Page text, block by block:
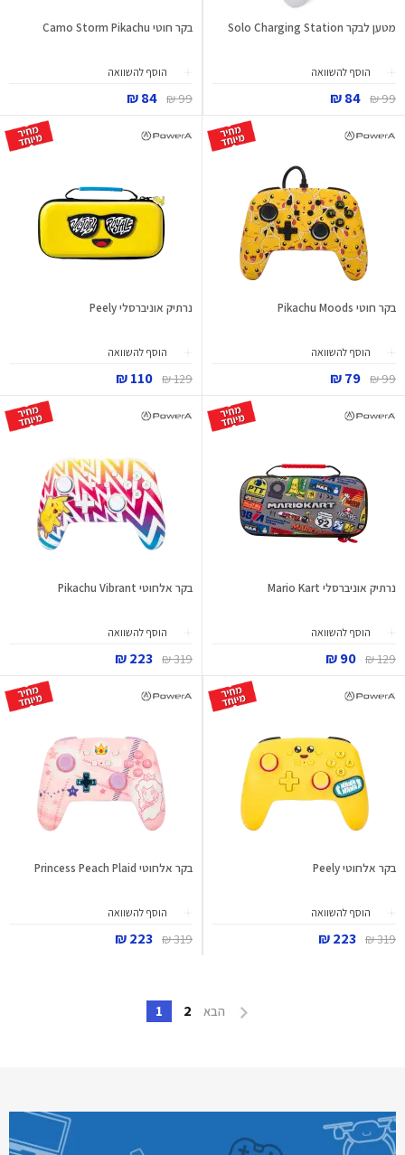
מטען לבקר Solo Charging Station
הוסף להשוואה
99 ₪
84 ₪
בקר חוטי Camo Storm Pikachu
הוסף להשוואה
99 ₪
84 ₪
בקר חוטי Pikachu Moods
הוסף להשוואה
99 ₪
79 ₪
נרתיק אוניברסלי Peely
הוסף להשוואה
129 ₪
110 ₪
נרתיק אוניברסלי Mario Kart
הוסף להשוואה
129 ₪
90 ₪
בקר אלחוטי Pikachu Vibrant
הוסף להשוואה
319 ₪
223 ₪
בקר אלחוטי Peely
הוסף להשוואה
319 ₪
223 ₪
בקר אלחוטי Princess Peach Plaid
הוסף להשוואה
319 ₪
223 ₪
הבא 2
1